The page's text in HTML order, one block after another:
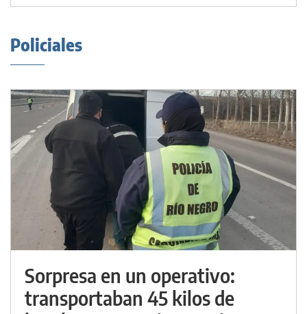
Policiales
Sorpresa en un operativo:
transportaban 45 kilos de